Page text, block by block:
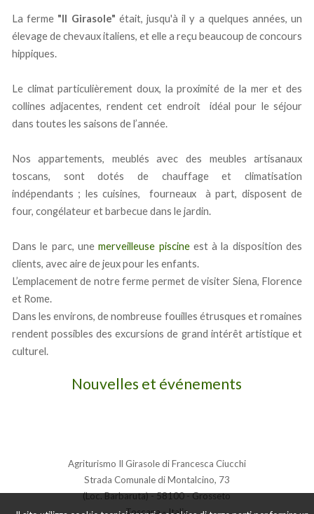
La ferme "Il Girasole" était, jusqu'à il y a quelques années, un
élevage de chevaux italiens, et elle a reçu beaucoup de concours
hippiques.
Le climat particulièrement doux, la proximité de la mer et des
collines adjacentes, rendent cet endroit idéal pour le séjour
dans toutes les saisons de l’année.
Nos appartements, meublés avec des meubles artisanaux
toscans, sont dotés de chauffage et climatisation
indépendants ; les cuisines, fourneaux à part, disposent de
four, congélateur et barbecue dans le jardin.
Dans le parc, unemerveilleuse piscineest à la disposition des
clients, avec aire de jeux pour les enfants.
L’emplacement de notre ferme permet de visiter Siena, Florence
et Rome.
Dans les environs, de nombreuse fouilles étrusques et romaines
rendent possibles des excursions de grand intérêt artistique et
culturel.
Nouvelles et événements
Agriturismo Il Girasole di Francesca Ciucchi
Strada Comunale di Montalcino, 73
(Loc. Barbaruta) - 58100 - Grosseto